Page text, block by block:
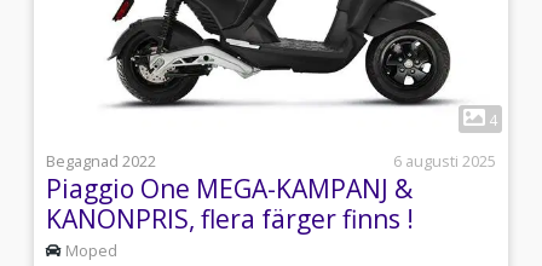
1
4
Begagnad 2022
6 augusti 2025
Piaggio One MEGA-KAMPANJ &
KANONPRIS, flera färger finns !
Moped